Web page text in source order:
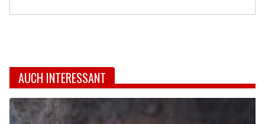
AUCH INTERESSANT